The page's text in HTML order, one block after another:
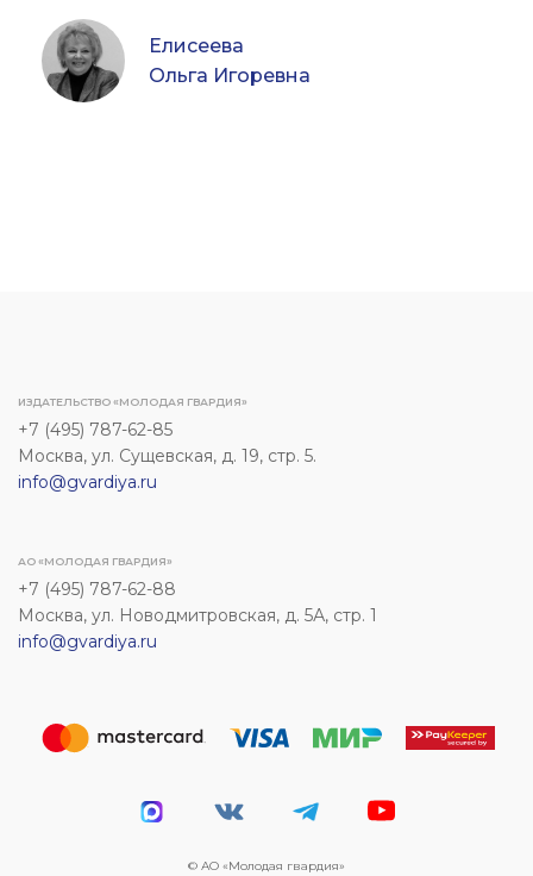
Елисеева
Ольга Игоревна
ИЗДАТЕЛЬСТВО «МОЛОДАЯ ГВАРДИЯ»
+7 (495) 787-62-85
Москва, ул. Сущевская, д. 19, стр. 5.
info@gvardiya.ru
АО «МОЛОДАЯ ГВАРДИЯ»
+7 (495) 787-62-88
Москва, ул. Новодмитровская, д. 5А, стр. 1
info@gvardiya.ru
© АО «Молодая гвардия»